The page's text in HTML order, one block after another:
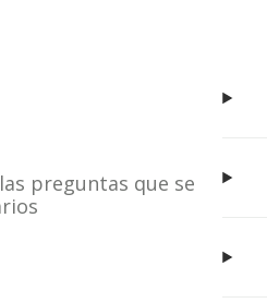
preguntas que se